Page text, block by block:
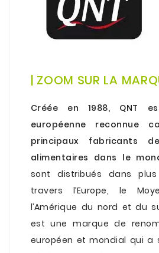
| ZOOM SUR LA
Créée en 1988, QNT
européenne reconnue
principaux fabricants
alimentaires dans le
sont distribués dans
travers l’Europe, le
l’Amérique du nord et du
est une marque de
européen et mondial qui a